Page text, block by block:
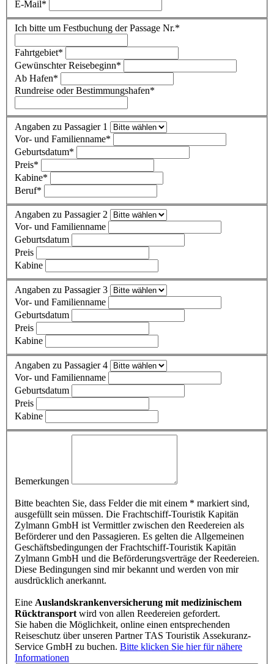
E-Mail*
Ich bitte um Festbuchung der Passage Nr.*
Fahrtgebiet*
Gewünschter Reisebeginn*
Ab Hafen*
Rundreise oder Bestimmungshafen*
Angaben zu Passagier 1
Vor- und Familienname*
Geburtsdatum*
Preis*
Kabine*
Beruf*
Angaben zu Passagier 2
Vor- und Familienname
Geburtsdatum
Preis
Kabine
Angaben zu Passagier 3
Vor- und Familienname
Geburtsdatum
Preis
Kabine
Angaben zu Passagier 4
Vor- und Familienname
Geburtsdatum
Preis
Kabine
Bemerkungen
Bitte beachten Sie, dass Felder die mit einem * markiert sind,
ausgefüllt sein müssen. Die Frachtschiff-Touristik Kapitän
Zylmann GmbH ist Vermittler zwischen den Reedereien als
Beförderer und den Passagieren. Es gelten die Allgemeinen
Geschäftsbedingungen der Frachtschiff-Touristik Kapitän
Zylmann GmbH und die Beförderungsverträge der Reedereien.
Diese Bedingungen sind mir bekannt und werden von mir
ausdrücklich anerkannt.
Eine Auslandskrankenversicherung mit medizinischem
Rücktransport wird von allen Reedereien gefordert.
Sie haben die Möglichkeit, online einen entsprechenden
Reiseschutz über unseren Partner TAS Touristik Assekuranz-
Service GmbH zu buchen. Bitte klicken Sie hier für nähere
Informationen